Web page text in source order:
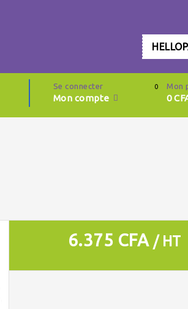
Se connecter
Mon compte
0 Mon
0
6.375 CFA / HT